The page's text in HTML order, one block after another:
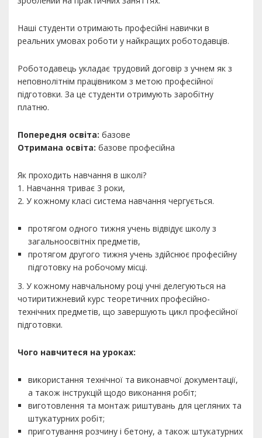
Наші студенти отримають професійні навички в
реальних умовах роботи у найкращих роботодавців.
Роботодавець укладає трудовий договір з учнем як з
неповнолітнім працівником з метою професійної
підготовки. За це студенти отримують заробітну
платню.
Попередня освіта: базове
Отримана освіта: базове професійна
Як проходить навчання в школі?
1. Навчання триває 3 роки,
2. У кожному класі система навчання чергується.
протягом одного тижня учень відвідує школу з
загальноосвітніх предметів,
протягом другого тижня учень здійснює професійну
підготовку на робочому місці.
3. У кожному навчальному році учні делегуються на
чотиритижневий курс теоретичних професійно-
технічних предметів, що завершують цикл професійної
підготовки.
Чого навчитеся на уроках:
використання технічної та виконавчої документації,
а також інструкцій щодо виконання робіт;
виготовлення та монтаж риштувань для цегляних та
штукатурних робіт;
приготування розчину і бетону, а також штукатурних